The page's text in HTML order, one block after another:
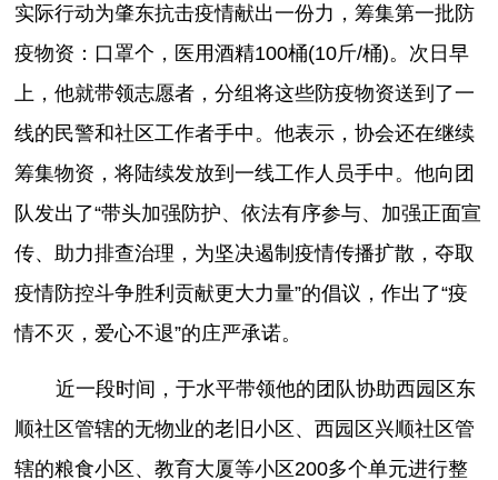
实际行动为肇东抗击疫情献出一份力，筹集第一批防
疫物资：口罩个，医用酒精100桶(10斤/桶)。次日早
上，他就带领志愿者，分组将这些防疫物资送到了一
线的民警和社区工作者手中。他表示，协会还在继续
筹集物资，将陆续发放到一线工作人员手中。他向团
队发出了“带头加强防护、依法有序参与、加强正面宣
传、助力排查治理，为坚决遏制疫情传播扩散，夺取
疫情防控斗争胜利贡献更大力量”的倡议，作出了“疫
情不灭，爱心不退”的庄严承诺。
近一段时间，于水平带领他的团队协助西园区东
顺社区管辖的无物业的老旧小区、西园区兴顺社区管
辖的粮食小区、教育大厦等小区200多个单元进行整